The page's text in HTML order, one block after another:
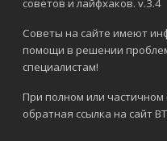
советов и лайфхаков. v.3.4
Советы на сайте имеют
помощи в решении
специалистам!
При полном или
обратная ссылка на сайт